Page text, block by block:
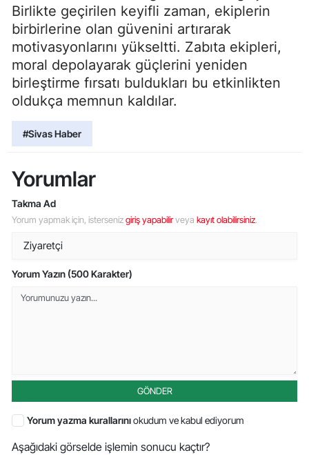
Birlikte geçirilen keyifli zaman, ekiplerin
birbirlerine olan güvenini artırarak
motivasyonlarını yükseltti. Zabıta ekipleri,
moral depolayarak güçlerini yeniden
birleştirme fırsatı buldukları bu etkinlikten
oldukça memnun kaldılar.
#Sivas Haber
Yorumlar
Takma Ad
Yorum yapmak için, istersenizgiriş yapabilirveya kayıt olabilirsiniz.
Yorum Yazın (500 Karakter)
GÖNDER
Yorum yazma kurallarınıokudum ve kabul ediyorum
Aşağıdaki görselde işlemin sonucu kaçtır?